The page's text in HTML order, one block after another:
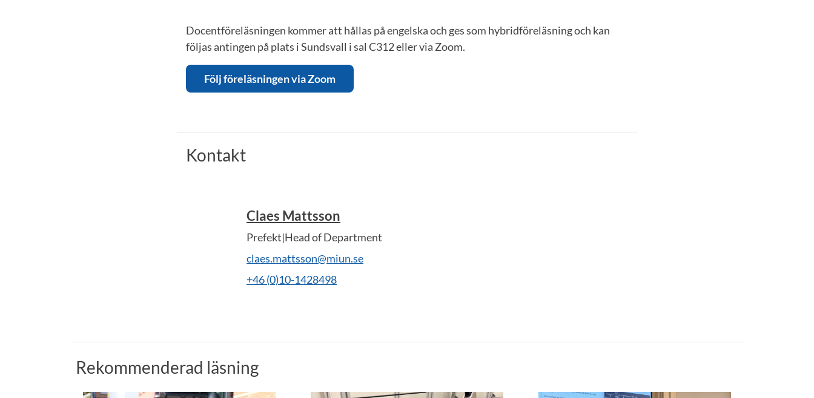
Docentföreläsningen kommer att hållas på engelska och ges som hybridföreläsning och kan
följas antingen på plats i Sundsvall i sal C312 eller via Zoom.
Följ föreläsningen via Zoom
Kontakt
Claes Mattsson
Prefekt|Head of Department
claes.mattsson@miun.se
+46 (0)10-1428498
Rekommenderad läsning